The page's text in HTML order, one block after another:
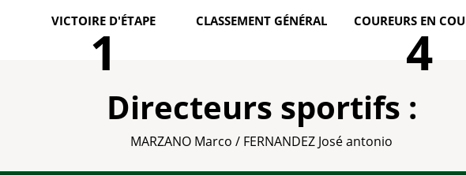
VICTOIRE D'ÉTAPE
1 CLASSEMENT GÉNÉRAL COUREURS EN
4
Directeurs sportifs :
MARZANO Marco / FERNANDEZ José antonio